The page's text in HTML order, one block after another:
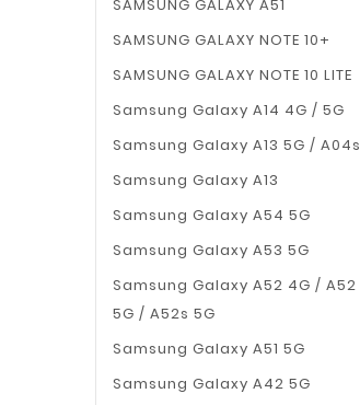
SAMSUNG GALAXY A51
SAMSUNG GALAXY NOTE 10+
SAMSUNG GALAXY NOTE 10 LITE
Samsung Galaxy A14 4G / 5G
Samsung Galaxy A13 5G / A04s
Samsung Galaxy A13
Samsung Galaxy A54 5G
Samsung Galaxy A53 5G
Samsung Galaxy A52 4G / A52
5G / A52s 5G
Samsung Galaxy A51 5G
Samsung Galaxy A42 5G